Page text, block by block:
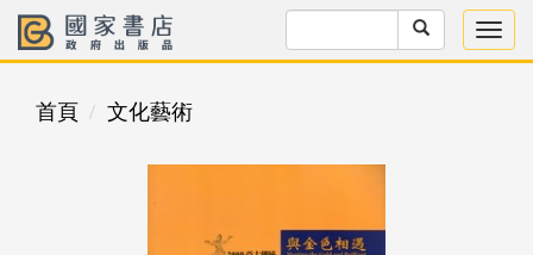
首頁 文化藝術